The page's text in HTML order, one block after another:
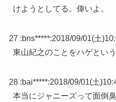
けようとしてる。偉いよ。
27 :bns*****:2018/09/01(土
東山紀之のことをハゲとい
28 :bai*****:2018/09/01(土
本当にジャニーズって面倒